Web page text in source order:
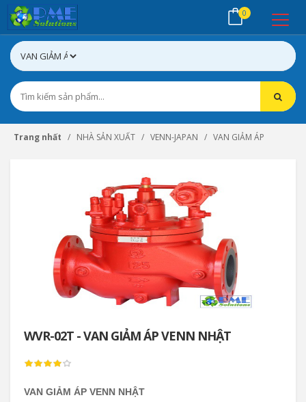
0
Trang nhất NHÀ SẢN XUẤT VENN-JAPAN VAN GIẢM ÁP
WVR-02T - VAN GIẢM ÁP VENN NHẬT
VAN GIẢM ÁP VENN NHẬT